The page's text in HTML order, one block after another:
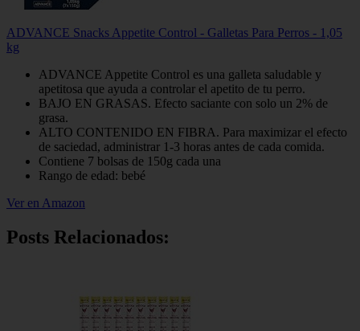
ADVANCE Snacks Appetite Control - Galletas Para Perros - 1,05
kg
ADVANCE Appetite Control es una galleta saludable y
apetitosa que ayuda a controlar el apetito de tu perro.
BAJO EN GRASAS. Efecto saciante con solo un 2% de
grasa.
ALTO CONTENIDO EN FIBRA. Para maximizar el efecto
de saciedad, administrar 1-3 horas antes de cada comida.
Contiene 7 bolsas de 150g cada una
Rango de edad: bebé
Ver en Amazon
Posts Relacionados: